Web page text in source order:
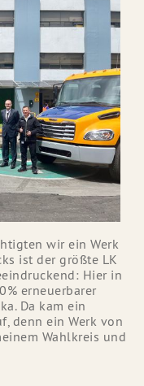
wir ein Werk
ist der größte LK
Hier in
erneuerbarer
Da kam ein
denn ein Werk von
Wahlkreis und